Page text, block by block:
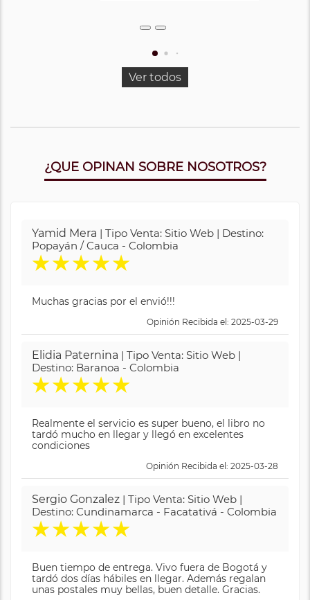
Ver todos
¿QUE OPINAN SOBRE NOSOTROS?
Yamid Mera | Tipo Venta: Sitio Web | Destino:
Popayán / Cauca - Colombia
★★★★★
Muchas gracias por el envió!!!
Opinión Recibida el: 2025-03-29
Elidia Paternina | Tipo Venta: Sitio Web |
Destino: Baranoa - Colombia
★★★★★
Realmente el servicio es super bueno, el libro no
tardó mucho en llegar y llegó en excelentes
condiciones
Opinión Recibida el: 2025-03-28
Sergio Gonzalez | Tipo Venta: Sitio Web |
Destino: Cundinamarca - Facatativá - Colombia
★★★★★
Buen tiempo de entrega. Vivo fuera de Bogotá y
tardó dos días hábiles en llegar. Además regalan
unas postales muy bellas, buen detalle. Gracias.